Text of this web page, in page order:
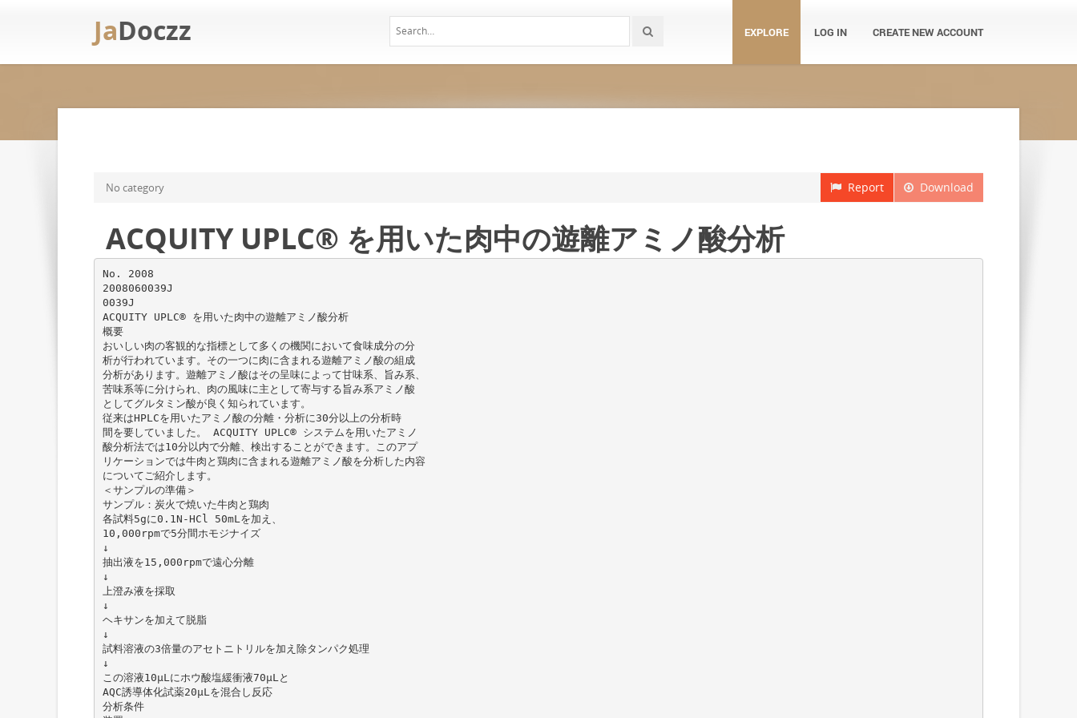
JaDoczz EXPLORE LOG IN CREATE NEW ACCOUNT
Download
Report
No category
ACQUITY UPLC® を用いた肉中の遊離アミノ酸分析
No. 2008
2008060039J
0039J
ACQUITY UPLC® を用いた肉中の遊離アミノ酸分析
概要
おいしい肉の客観的な指標として多くの機関において食味成分の分
析が行われています。その一つに肉に含まれる遊離アミノ酸の組成
分析があります。遊離アミノ酸はその呈味によって甘味系、旨み系、
苦味系等に分けられ、肉の風味に主として寄与する旨み系アミノ酸
としてグルタミン酸が良く知られています。
従来はHPLCを用いたアミノ酸の分離・分析に30分以上の分析時
間を要していました。 ACQUITY UPLC® システムを用いたアミノ
酸分析法では10分以内で分離、検出することができます。このアプ
リケーションでは牛肉と鶏肉に含まれる遊離アミノ酸を分析した内容
についてご紹介します。
＜サンプルの準備＞
サンプル：炭火で焼いた牛肉と鶏肉
各試料5gに0.1N-HCl 50mLを加え、
10,000rpmで5分間ホモジナイズ
↓
抽出液を15,000rpmで遠心分離
↓
上澄み液を採取
↓
ヘキサンを加えて脱脂
↓
試料溶液の3倍量のアセトニトリルを加え除タンパク処理
↓
この溶液10μLにホウ酸塩緩衝液70μLと
AQC誘導体化試薬20μLを混合し反応
分析条件